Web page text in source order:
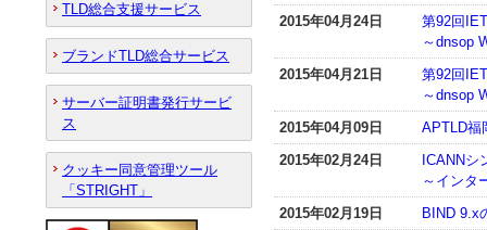
2015年04月24日
第92回
～dnsop
2015年04月21日
第92回
～dnsop
2015年04月09日
APTLD福
2015年02月24日
ICANNシ
～インタ
2015年02月19日
BIND 9.x
TLD総合支援サービス
ブランドTLD総合サービス
サーバー証明書発行サービ
ス
クッキー同意管理ツール
「STRIGHT」